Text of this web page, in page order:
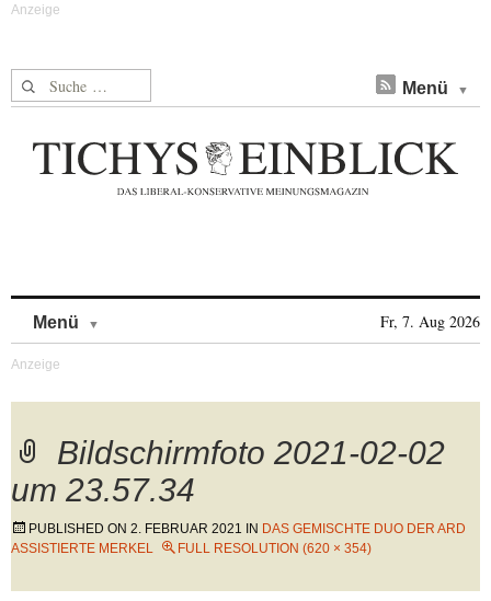
Suche nach: Menü
Menü Fr, 7. Aug 2026
Bildschirmfoto 2021-02-02
um 23.57.34
PUBLISHED ON 2. FEBRUAR 2021 IN DAS GEMISCHTE DUO DER ARD
ASSISTIERTE MERKEL
FULL RESOLUTION (620 × 354)